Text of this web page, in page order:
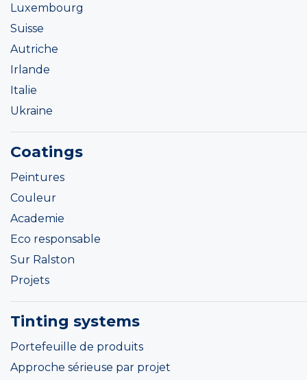
Luxembourg
Suisse
Autriche
Irlande
Italie
Ukraine
Coatings
Peintures
Couleur
Academie
Eco responsable
Sur Ralston
Projets
Tinting systems
Portefeuille de produits
Approche sérieuse par projet